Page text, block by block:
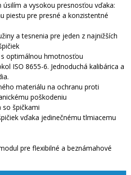
úsilím a vysokou presnosťou vďaka:
piestu pre presné a konzistentné
a tesnenia pre jeden z najnižších
optimálnou hmotnosťou
ISO 8655-6. Jednoduchá kalibárica a
materiálu na ochranu proti
poškodeniu
so špičkami
vďaka jedinečnému tlmiacemu
pre flexibilné a beznámahové